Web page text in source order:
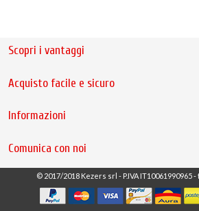
Scopri i vantaggi
Acquisto facile e sicuro
Informazioni
Comunica con noi
© 2017/2018 Kezers srl - P.IVA